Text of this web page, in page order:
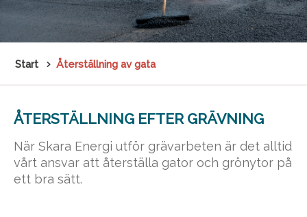
Start Återställning av gata
ÅTERSTÄLLNING EFTER GRÄVNING
När Skara Energi utför grävarbeten är det alltid
vårt ansvar att återställa gator och grönytor på
ett bra sätt.